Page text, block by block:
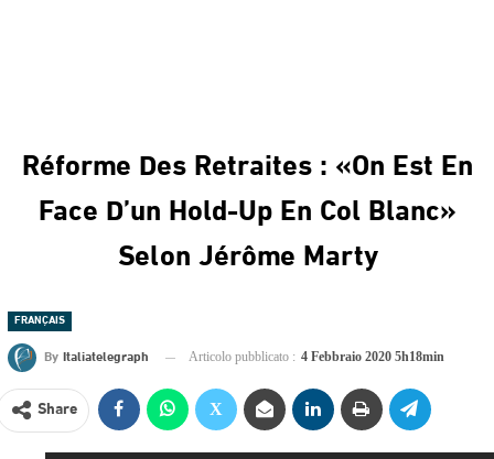
Réforme Des Retraites : «On Est En
Face D’un Hold-Up En Col Blanc»
Selon Jérôme Marty
FRANÇAIS
By Italiatelegraph Articolo pubblicato : 4 Febbraio 2020 5h18min
Share